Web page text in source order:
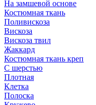
На замшевой основе
Костюмная ткань
Поливискоза
Вискоза
Вискоза твил
Жаккард
Костюмная ткань креп
С шерстью
Плотная
Клетка
Полоска